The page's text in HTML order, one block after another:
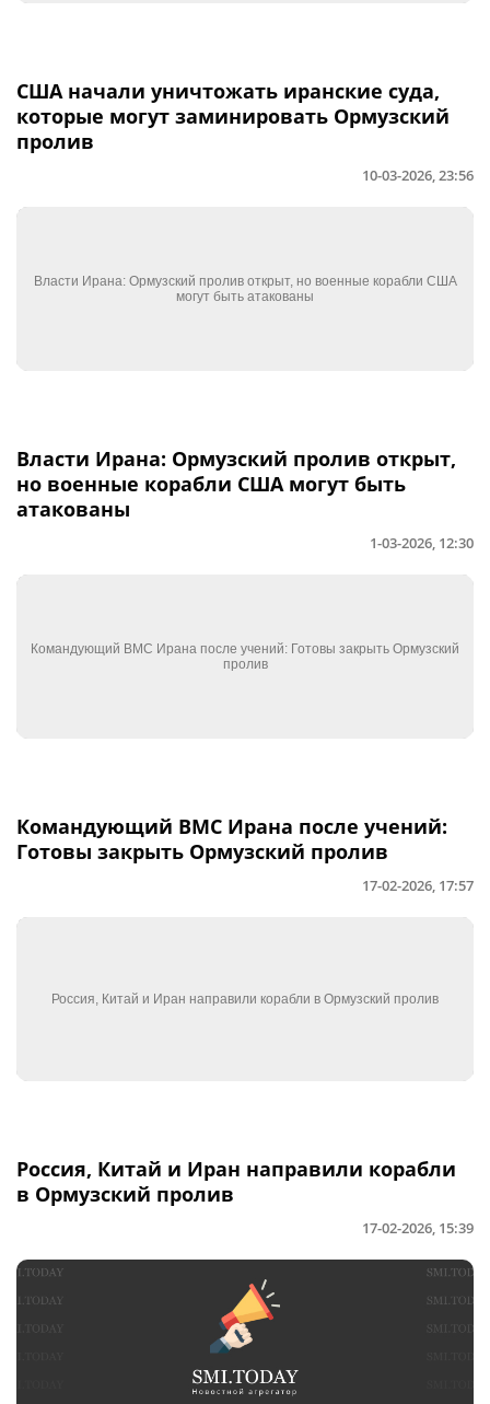
США начали уничтожать иранские суда,
которые могут заминировать Ормузский
пролив
10-03-2026, 23:56
Власти Ирана: Ормузский пролив открыт,
но военные корабли США могут быть
атакованы
1-03-2026, 12:30
Командующий ВМС Ирана после учений:
Готовы закрыть Ормузский пролив
17-02-2026, 17:57
Россия, Китай и Иран направили корабли
в Ормузский пролив
17-02-2026, 15:39